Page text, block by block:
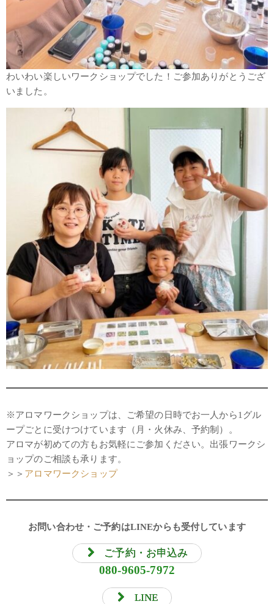
わいわい楽しいワークショップでした！ご参加ありがとうござ
いました。
※アロマワークショップは、ご希望の日時でお一人から1グル
ープごとに受けつけています（月・火休み、予約制）。
アロマが初めての方もお気軽にご参加ください。出張ワークシ
ョップのご相談も承ります。
＞＞ アロマワークショップ
お問い合わせ・ご予約はLINEからも受付しています
ご予約・お申込み
080-9605-7972
LINE